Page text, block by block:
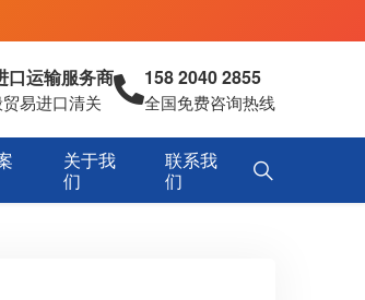
口运输服务商
易进口清关
158 2040 2855
全国免费咨询热线
关于我
们
联系我
们